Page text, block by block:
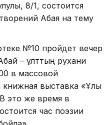
8/1, состоится
Абая на тему
№10 пройдет вечер
– ұлттың рухани
в массовой
книжная выставка «Ұлы
это же время в
час поэзии